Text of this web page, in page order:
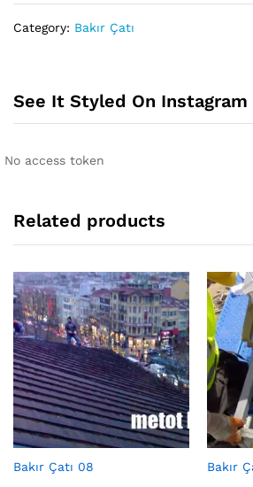
Category: Bakır Çatı
See It Styled On Instagram
No access token
Related products
Bakır Çatı 08 Bakır